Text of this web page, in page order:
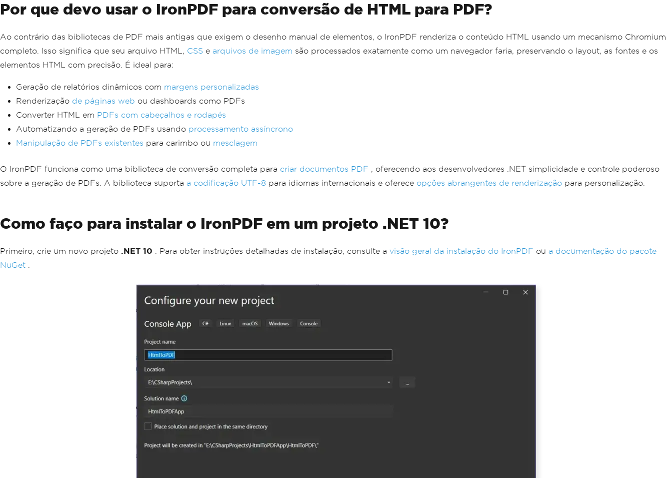
Por que devo usar o IronPDF para conversão de HTML para PDF?
Ao contrário das bibliotecas de PDF mais antigas que exigem o desenho manual de elementos, o IronPDF renderiza o conteúdo HTML usando um mecanismo Chromium
completo. Isso significa que seu arquivo HTML, CSS e arquivos de imagem são processados ​​exatamente como um navegador faria, preservando o layout, as fontes e os
elementos HTML com precisão. É ideal para:
Geração de relatórios dinâmicos com margens personalizadas
Renderização de páginas web ou dashboards como PDFs
Converter HTML em PDFs com cabeçalhos e rodapés
Automatizando a geração de PDFs usando processamento assíncrono
Manipulação de PDFs existentes para carimbo ou mesclagem
O IronPDF funciona como uma biblioteca de conversão completa para criar documentos PDF , oferecendo aos desenvolvedores .NET simplicidade e controle poderoso
sobre a geração de PDFs. A biblioteca suporta a codificação UTF-8 para idiomas internacionais e oferece opções abrangentes de renderização para personalização.
Como faço para instalar o IronPDF em um projeto .NET 10?
Primeiro, crie um novo projeto .NET 10 . Para obter instruções detalhadas de instalação, consulte a visão geral da instalação do IronPDF ou a documentação do pacote
NuGet